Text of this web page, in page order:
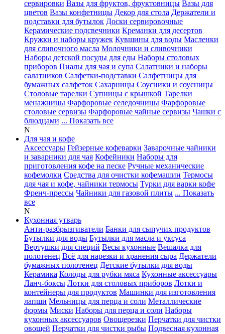
сервировки Вазы для фруктов, фруктовницы Вазы для
цветов Вазы конфетницы Декор для стола Держатели и
подставки для бутылок Доски сервировочные
Керамические подсвечники Креманки для десертов
Кружки и наборы кружек Кувшины для воды Масленки
для сливочного масла Молочники и сливочники
Наборы детской посуды для еды Наборы столовых
приборов Пиалы для чая и супа Салатники и наборы
салатников Салфетки-подставки Салфетницы для
бумажных салфеток Сахарницы Соусники и соусницы
Столовые тарелки Супницы с крышкой Тарелки
менажницы Фарфоровые селедочницы Фарфоровые
столовые сервизы Фарфоровые чайные сервизы Чашки с
блюдцами ... Показать все
N
Для чая и кофе
Аксессуары Гейзерные кофеварки Заварочные чайники
и заварники для чая Кофейники Наборы для
приготовления кофе на песке Ручные механические
кофемолки Средства для очистки кофемашин Термосы
для чая и кофе, чайники термосы Турки для варки кофе
Френч-прессы Чайники для газовой плиты ... Показать
все
N
Кухонная утварь
Анти-разбрызгиватели Банки для сыпучих продуктов
Бутылки для воды Бутылки для масла и уксуса
Вертушки для специй Весы кухонные Вешалка для
полотенец Всё для нарезки и хранения сыра Держатели
бумажных полотенец Детские бутылки для воды
Керамика Колоды для рубки мяса Кухонные аксессуары
Ланч-боксы Лотки для столовых приборов Лотки и
контейнеры для продуктов Машинки для изготовления
лапши Мельницы для перца и соли Металлические
формы Миски Наборы для перца и соли Наборы
кухонных аксессуаров Овощерезки Перчатки для чистки
овощей Перчатки для чистки рыбы Подвесная кухонная